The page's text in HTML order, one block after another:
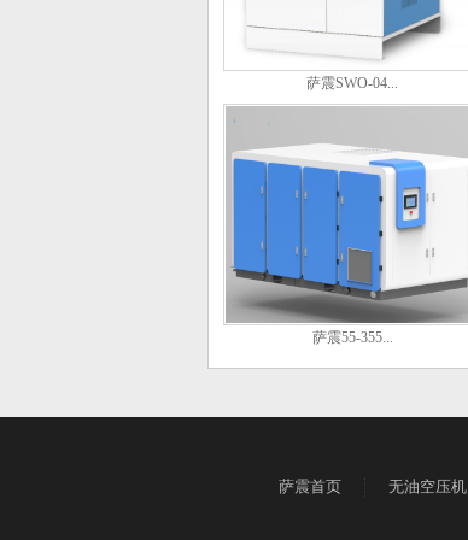
萨震SWO-04...
萨震55-355...
萨震首页 无油空压机